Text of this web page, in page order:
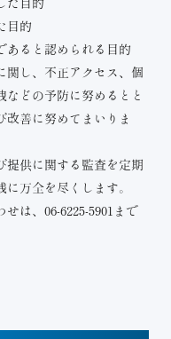
目的
あると認められる目的
関し、不正アクセス、個
どの予防に努めるとと
改善に努めてまいりま
提供に関する監査を定期
万全を尽くします。
は、06-6225-5901まで